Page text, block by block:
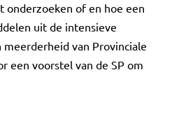
onderzoeken of en hoe een
uit de intensieve
van Provinciale
een voorstel van de SP om